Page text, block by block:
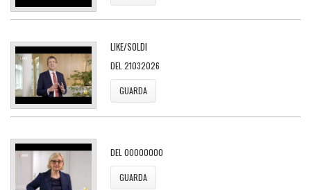
LIKE/SOLDI
DEL 21032026
GUARDA
DEL 00000000
GUARDA